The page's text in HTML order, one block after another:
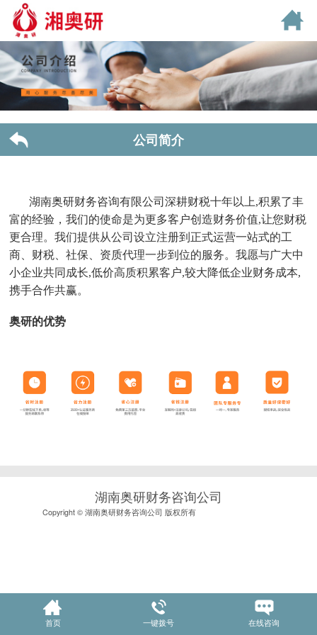
公司简介
湖南奥研财务咨询有限公司深耕财税十年以上,积累了丰
富的经验，我们的使命是为更多客户创造财务价值,让您财税
更合理。我们提供从公司设立注册到正式运营一站式的工
商、财税、社保、资质代理一步到位的服务。我愿与广大中
小企业共同成长,低价高质积累客户,较大降低企业财务成本,
携手合作共赢。
奥研的优势
湖南奥研财务咨询公司
Copyright © 湖南奥研财务咨询公司 版权所有
首页 一键拨号 在线咨询